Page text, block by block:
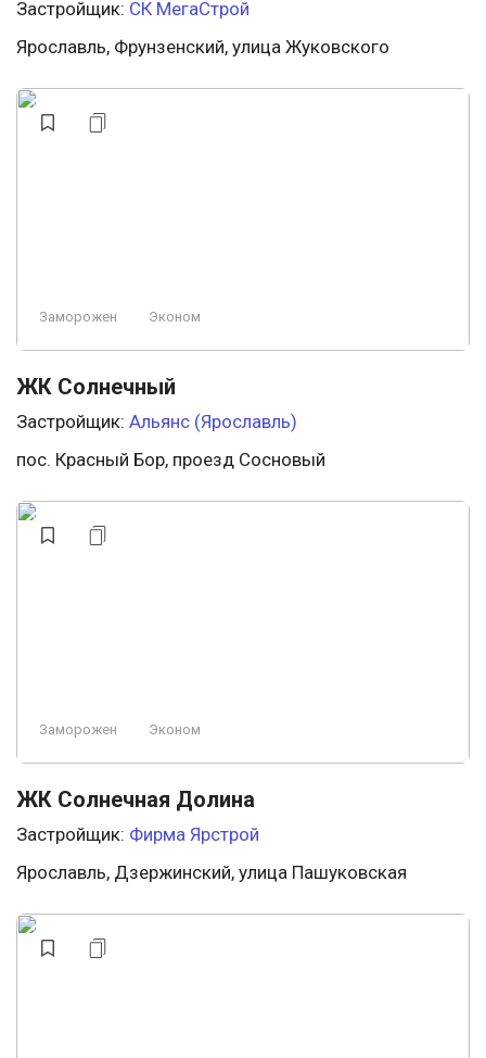
Застройщик: СК МегаСтрой
Ярославль, Фрунзенский, улица Жуковского
Заморожен Эконом
ЖК Солнечный
Застройщик: Альянс (Ярославль)
пос. Красный Бор, проезд Сосновый
Заморожен Эконом
ЖК Солнечная Долина
Застройщик: Фирма Ярстрой
Ярославль, Дзержинский, улица Пашуковская